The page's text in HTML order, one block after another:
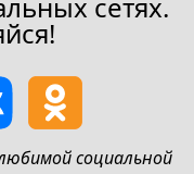
социальной